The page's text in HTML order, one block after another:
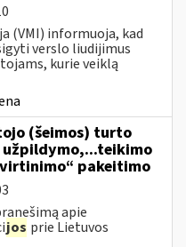
(VMI) informuoja, kad
verslo liudijimus
kurie veiklą
(šeimos) turto
užpildymo,...teikimo
pakeitimo
apie
jos prie Lietuvos